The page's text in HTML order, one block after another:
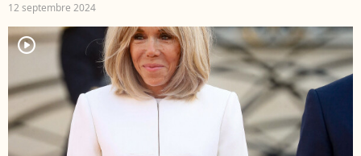
12 septembre 2024
player2